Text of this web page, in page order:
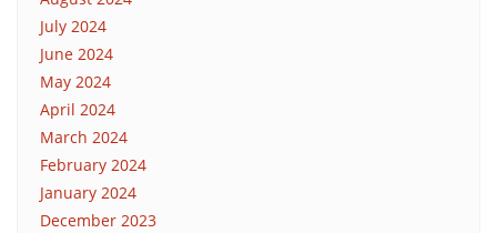
July 2024
June 2024
May 2024
April 2024
March 2024
February 2024
January 2024
December 2023